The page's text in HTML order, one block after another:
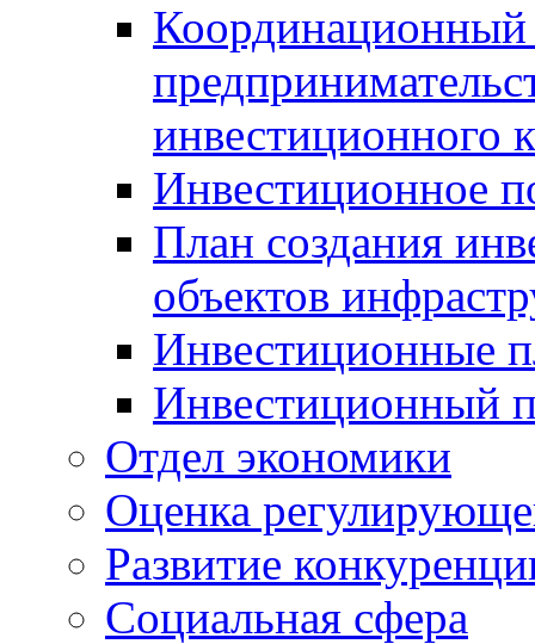
Координационный
инвестиционного
Инвестиционное
План создания
объектов
Инвестиционные
Инвестиционный
Отдел экономики
Оценка
Развитие
Социальная сфера